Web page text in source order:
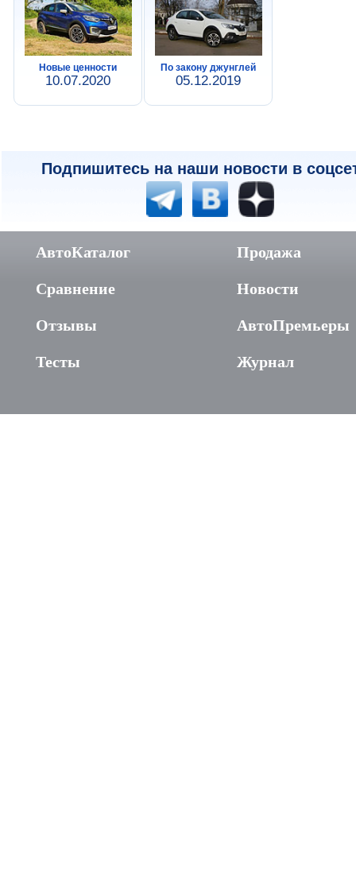
Новые ценности
10.07.2020
По закону джунглей
05.12.2019
Подпишитесь на наши новости в
АвтоКаталог
Сравнение
Отзывы
Тесты
Продажа
Новости
АвтоПремьеры
Журнал